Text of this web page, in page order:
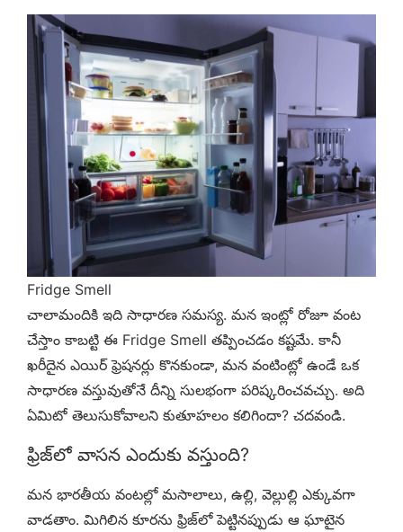
Fridge Smell
చాలామందికి ఇది సాధారణ సమస్య. మన ఇంట్లో రోజూ వంట
చేస్తాం కాబట్టి ఈ Fridge Smell తప్పించడం కష్టమే. కానీ
ఖరీదైన ఎయిర్ ఫ్రెషనర్లు కొనకుండా, మన వంటింట్లో ఉండే ఒక
సాధారణ వస్తువుతోనే దీన్ని సులభంగా పరిష్కరించవచ్చు. అది
ఏమిటో తెలుసుకోవాలని కుతూహలం కలిగిందా? చదవండి.
ఫ్రిజ్‌లో వాసన ఎందుకు వస్తుంది?
మన భారతీయ వంటల్లో మసాలాలు, ఉల్లి, వెల్లుల్లి ఎక్కువగా
వాడతాం. మిగిలిన కూరను ఫ్రిజ్‌లో పెట్టినప్పుడు ఆ ఘాటైన